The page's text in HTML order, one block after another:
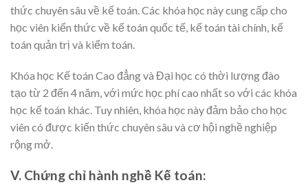
thức chuyên sâu về kế toán. Các khóa học này cung cấp cho
học viên kiến thức về kế toán quốc tế, kế toán tài chính, kế
toán quản trị và kiểm toán.
Khóa học Kế toán Cao đẳng và Đại học có thời lượng đào
tạo từ 2 đến 4 năm, với mức học phí cao nhất so với các khóa
học kế toán khác. Tuy nhiên, khóa học này đảm bảo cho học
viên có được kiến thức chuyên sâu và cơ hội nghề nghiệp
rộng mở.
V. Chứng chỉ hành nghề Kế toán: